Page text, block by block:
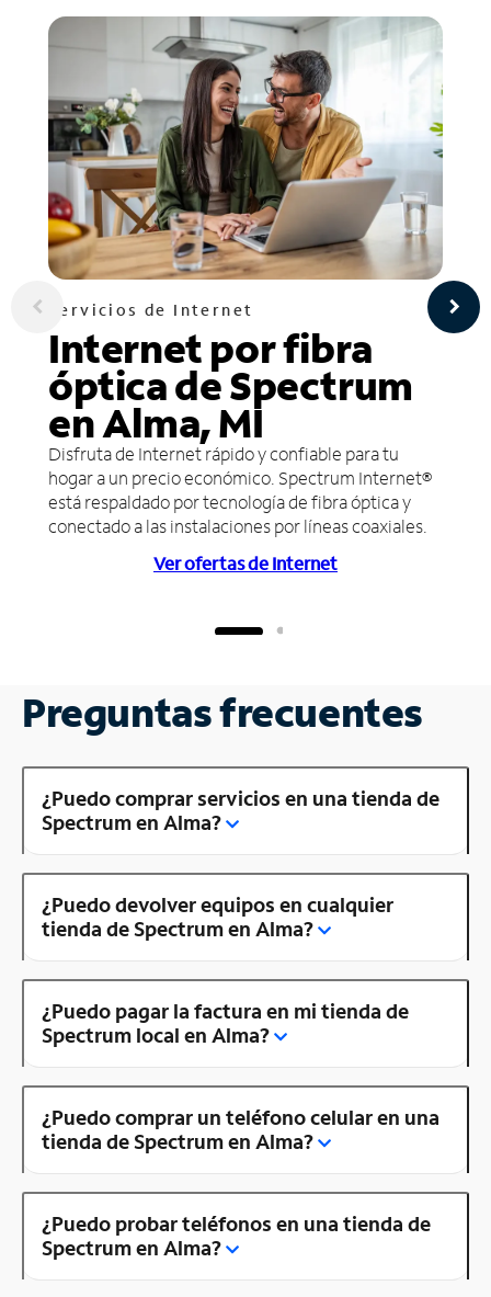
Servicios de Internet
Internet por fibra
óptica de Spectrum
en Alma, MI
Disfruta de Internet rápido y confiable para tu
hogar a un precio económico. Spectrum Internet®
está respaldado por tecnología de fibra óptica y
conectado a las instalaciones por líneas coaxiales.
Ver ofertas de Internet
Preguntas frecuentes
¿Puedo comprar servicios en una tienda de
Spectrum en Alma?
¿Puedo devolver equipos en cualquier
tienda de Spectrum en Alma?
¿Puedo pagar la factura en mi tienda de
Spectrum local en Alma?
¿Puedo comprar un teléfono celular en una
tienda de Spectrum en Alma?
¿Puedo probar teléfonos en una tienda de
Spectrum en Alma?